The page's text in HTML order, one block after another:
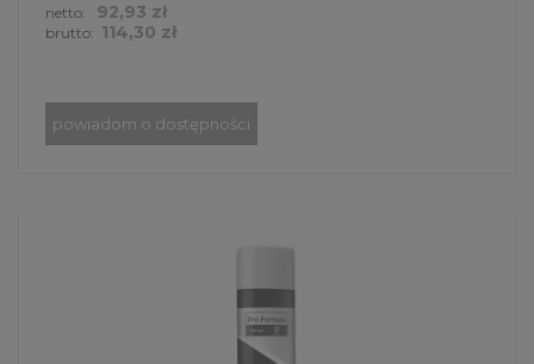
brutto: 114,30 zł
netto: 92,93 zł
powiadom o dostępności